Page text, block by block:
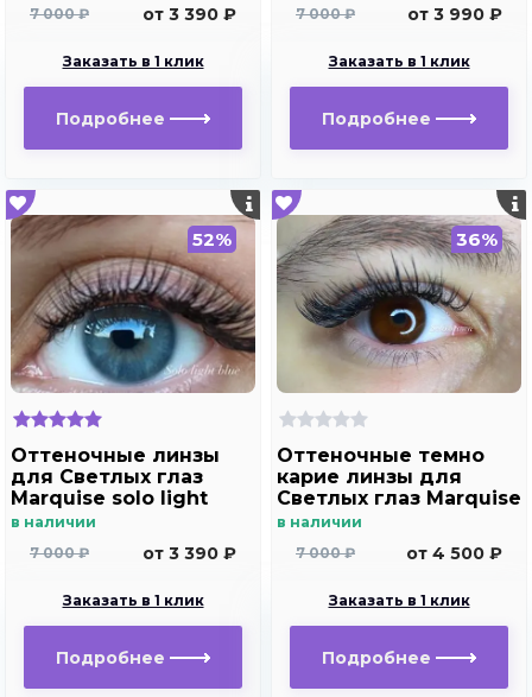
близорукости
7 000 ₽
от 3 390 ₽
Заказать в 1 клик
Подробнее
дальнозоркости и
7 000 ₽
от 3 990 ₽
Заказать в 1 клик
Подробнее
52%
Оттеночные линзы
для Светлых глаз
Marquise solo light
blue для
близорукости
в наличии
7 000 ₽
от 3 390 ₽
Заказать в 1 клик
Подробнее
36%
Оттеночные темно
карие линзы для
Светлых глаз Marquise
Solo brown с
карие ) /Плюсовые
дальнозоркости и
близорукости
в наличии
7 000 ₽
от 4 500 ₽
Заказать в 1 клик
Подробнее